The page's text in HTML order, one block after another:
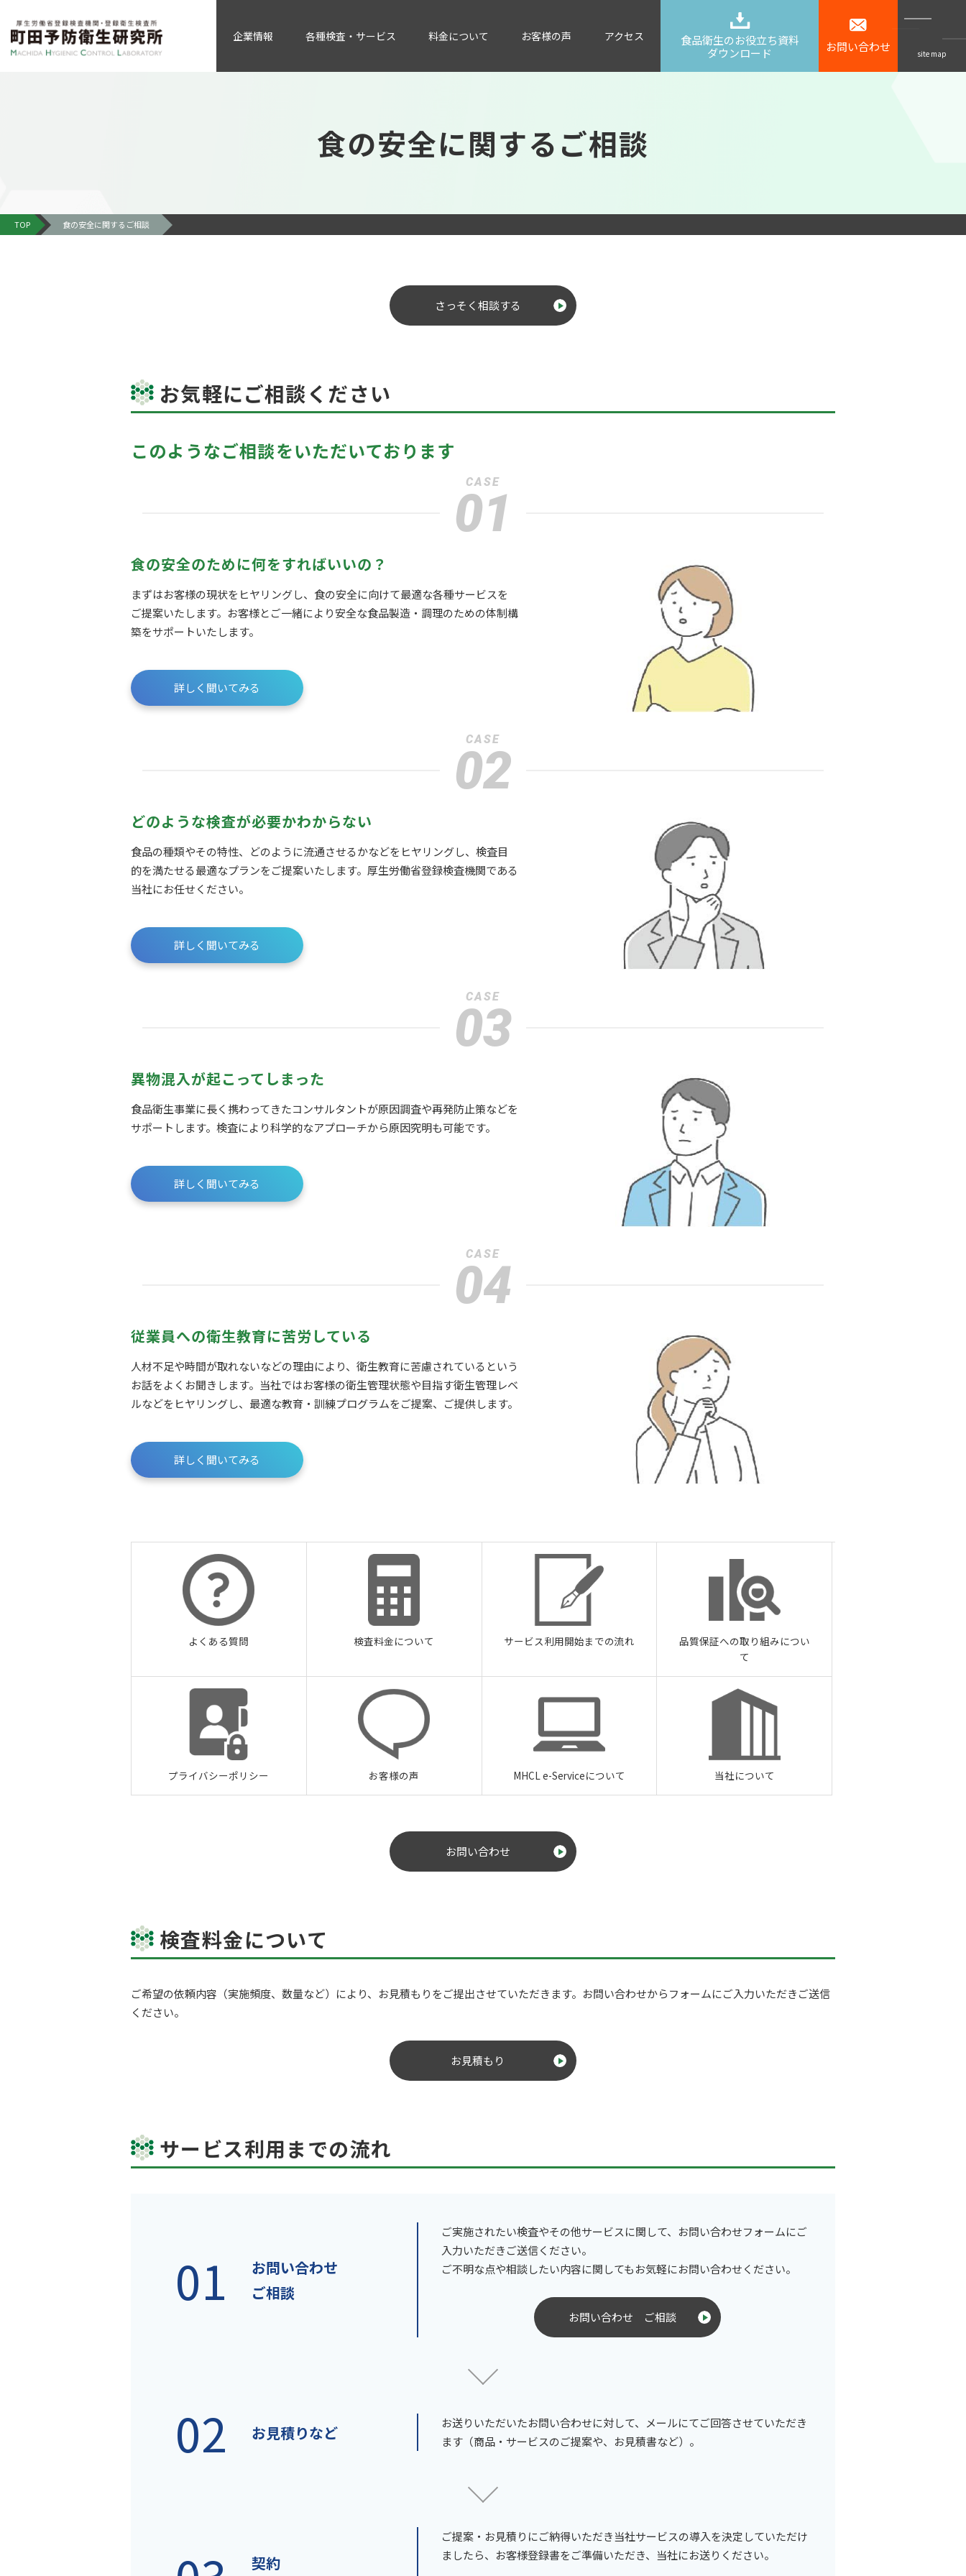
企業情報 各種検査・サービス 料金について お客様の声 アクセス
食品衛生のお役立ち資料
ダウンロード
お問い合わせ site map
食の安全に関するご相談
TOP 食の安全に関するご相談
さっそく相談する
お気軽にご相談ください
このようなご相談をいただいております
CASE
01
食の安全のために何をすればいいの？
まずはお客様の現状をヒヤリングし、食の安全に向けて最適な各種サービスを
ご提案いたします。お客様とご一緒により安全な食品製造・調理のための体制構
築をサポートいたします。
詳しく聞いてみる
CASE
02
どのような検査が必要かわからない
食品の種類やその特性、どのように流通させるかなどをヒヤリングし、検査目
的を満たせる最適なプランをご提案いたします。厚生労働省登録検査機関である
当社にお任せください。
詳しく聞いてみる
CASE
03
異物混入が起こってしまった
食品衛生事業に長く携わってきたコンサルタントが原因調査や再発防止策などを
サポートします。検査により科学的なアプローチから原因究明も可能です。
詳しく聞いてみる
CASE
04
従業員への衛生教育に苦労している
人材不足や時間が取れないなどの理由により、衛生教育に苦慮されているという
お話をよくお聞きします。当社ではお客様の衛生管理状態や目指す衛生管理レベ
ルなどをヒヤリングし、最適な教育・訓練プログラムをご提案、ご提供します。
詳しく聞いてみる
よくある質問 検査料金について サービス利用開始までの流れ
品質保証への取り組みについ
て
プライバシーポリシー お客様の声 MHCL e-Serviceについて 当社について
お問い合わせ
検査料金について
ご希望の依頼内容（実施頻度、数量など）により、お見積もりをご提出させていただきます。お問い合わせからフォームにご入力いただきご送信
ください。
お見積もり
サービス利用までの流れ
01
お問い合わせ
ご相談
ご実施されたい検査やその他サービスに関して、お問い合わせフォームにご
入力いただきご送信ください。
ご不明な点や相談したい内容に関してもお気軽にお問い合わせください。
お問い合わせ ご相談
02 お見積りなど
お送りいただいたお問い合わせに対して、メールにてご回答させていただき
ます（商品・サービスのご提案や、お見積書など）。
契約
ご提案・お見積りにご納得いただき当社サービスの導入を決定していただけ
ましたら、お客様登録書をご準備いただき、当社にお送りください。